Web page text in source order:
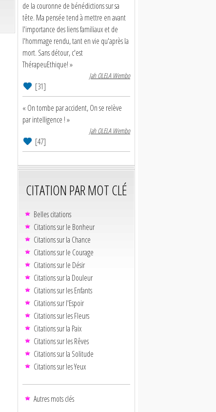
de la couronne de bénédictions sur sa
tête. Ma pensée tend à mettre en avant
l'importance des liens familiaux et de
l'hommage rendu, tant en vie qu'après la
mort. Sans détour, c'est
ThérapeuEthique! »
Jah OLELA Wembo
[31]
« On tombe par accident, On se relève
par intelligence ! »
Jah OLELA Wembo
[47]
CITATION PAR MOT CLÉ
Belles citations
Citations sur le Bonheur
Citations sur la Chance
Citations sur le Courage
Citations sur le Désir
Citations sur la Douleur
Citations sur les Enfants
Citations sur l'Espoir
Citations sur les Fleurs
Citations sur la Paix
Citations sur les Rêves
Citations sur la Solitude
Citations sur les Yeux
Autres mots clés